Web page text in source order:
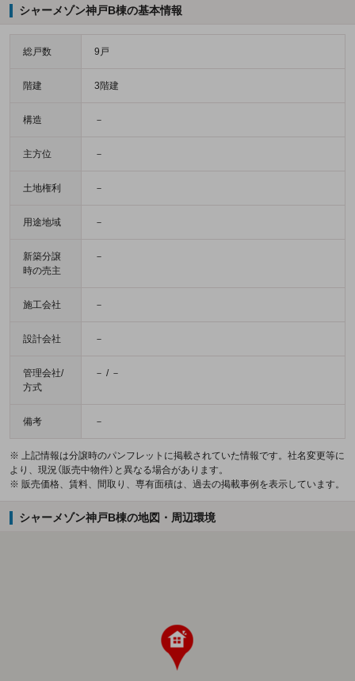
シャーメゾン神戸B棟の基本情報
総戸数 9戸
階建 3階建
構造 －
主方位 －
土地権利 －
用途地域 －
新築分譲
時の売主
－
施工会社 －
設計会社 －
管理会社/
方式
－ / －
備考 －
※ 上記情報は分譲時のパンフレットに掲載されていた情報です。社名変更等に
より、現況（販売中物件）と異なる場合があります。
※ 販売価格、賃料、間取り、専有面積は、過去の掲載事例を表示しています。
シャーメゾン神戸B棟の地図・周辺環境